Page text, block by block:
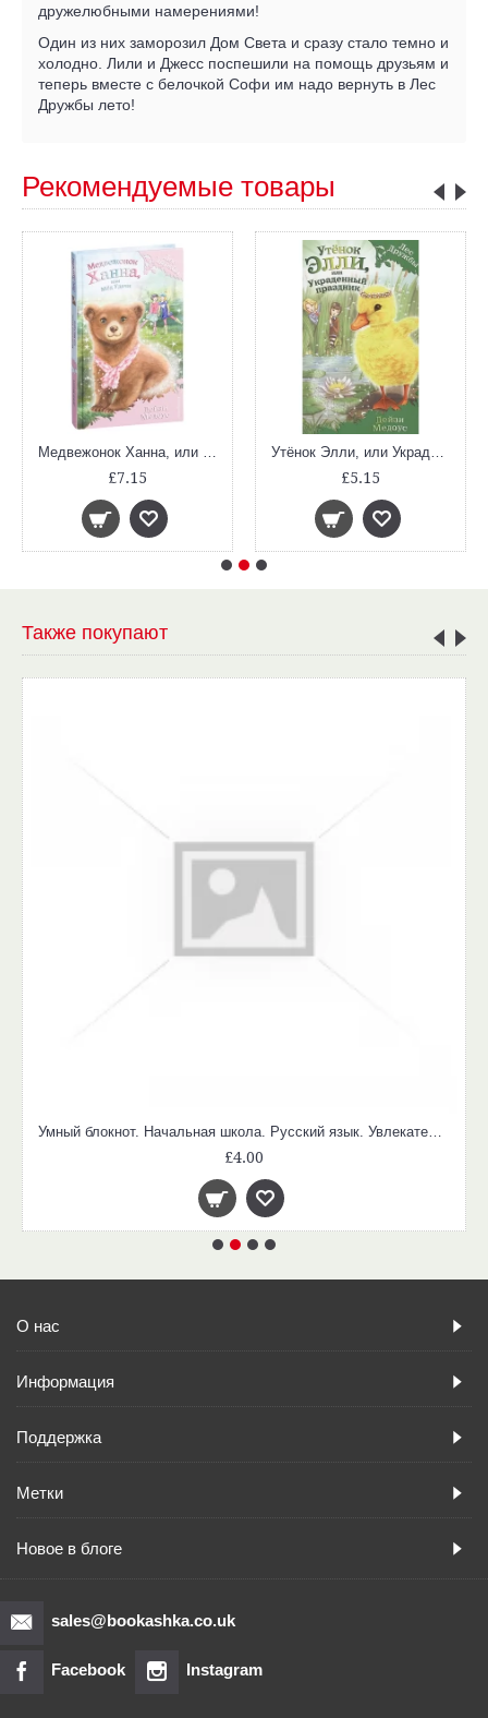
дружелюбными намерениями!
Один из них заморозил Дом Света и сразу стало темно и
холодно. Лили и Джесс поспешили на помощь друзьям и
теперь вместе с белочкой Софи им надо вернуть в Лес
Дружбы лето!
Рекомендуемые товары
£7.15 £5.15
Также покупают
£4.00
О нас
Информация
Поддержка
Метки
Новое в блоге
sales@bookashka.co.uk
Facebook Instagram